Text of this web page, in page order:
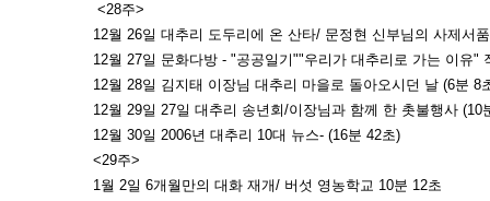
<28주>
12월 26일 대추리 도두리에 온 산타/ 문정현 신부님의 사제서
12월 27일 문화다방 - "공공일기""우리가 대추리로 가는 이유"
12월 28일 김지태 이장님 대추리 마을로 돌아오시던 날 (6분 8
12월 29일 27일 대추리 송년회/이장님과 함께 한 촛불행사 (10
12월 30일 2006년 대추리 10대 뉴스- (16분 42초)
<29주>
1월 2일 6개월만의 대화 재개/ 버섯 영농학교 10분 12초